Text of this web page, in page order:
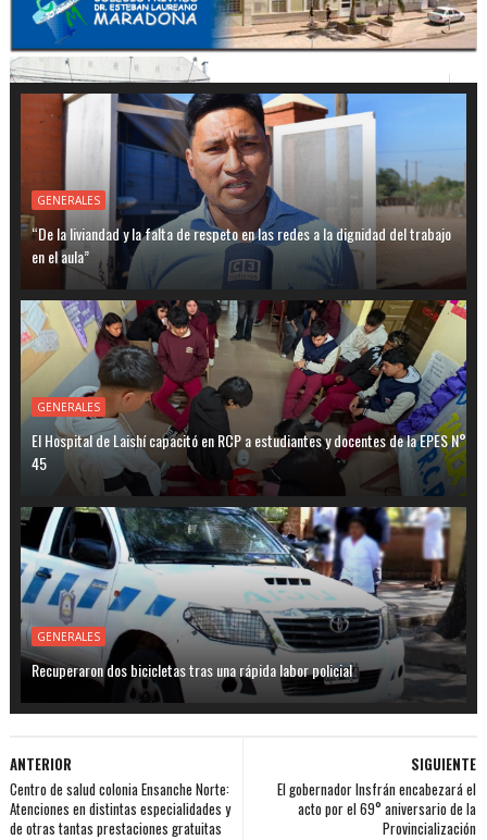
GENERALES
“De la liviandad y la falta de respeto en las redes a la dignidad del trabajo
en el aula”
GENERALES
El Hospital de Laishí capacitó en RCP a estudiantes y docentes de la EPES N°
45
GENERALES
Recuperaron dos bicicletas tras una rápida labor policial
SIGUIENTE
El gobernador Insfrán encabezará el
acto por el 69° aniversario de la
Provincialización
ANTERIOR
Centro de salud colonia Ensanche Norte:
Atenciones en distintas especialidades y
de otras tantas prestaciones gratuitas